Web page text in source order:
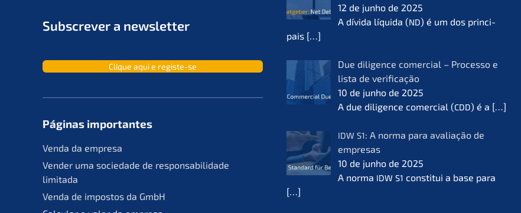
Subscrever a newsletter
Clique aqui e registe-se
Páginas importan­tes
Venda da empresa
Vender uma socie­da­de de responsa­bil­ida­de
limitada
Venda de impos­tos da GmbH
12 de junho de 2025
A dívida líqui­da (ND) é um dos princi­
pais […]
Due diligence comer­cial – Proces­so e
lista de verifi­ca­ção
10 de junho de 2025
A due diligence comer­cial (CDD) é a […]
IDW S1: A norma para avalia­ção de
empre­sas
10 de junho de 2025
A norma IDW S1 consti­tui a base para
[…]